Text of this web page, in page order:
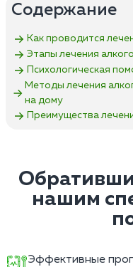
Содержание
Как проводится
Этапы лечения
Психологическая
Методы лечения
на дому
Преимущества
нашим
Эффективные